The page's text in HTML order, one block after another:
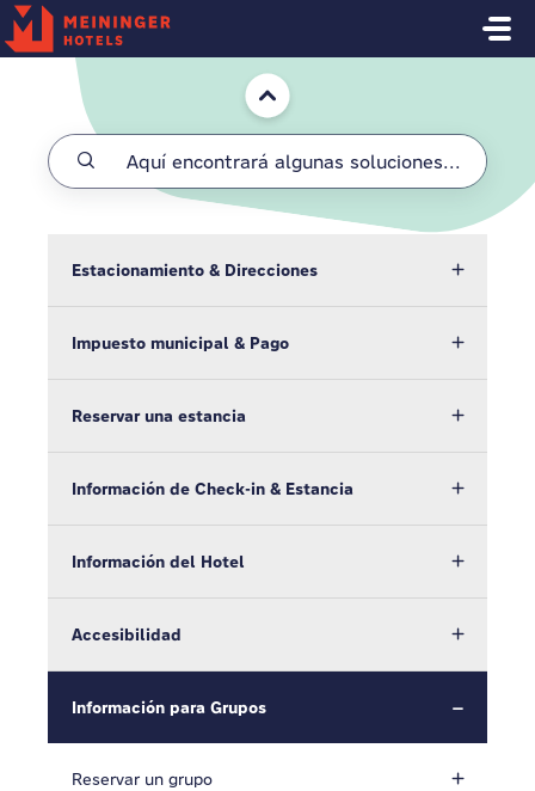
Saltar al contenido principal
Inicio
Estacionamiento & Direcciones
Impuesto municipal & Pago
Reservar una estancia
Información de Check-in & Estancia
Información del Hotel
Accesibilidad
Información para Grupos
Reservar un grupo